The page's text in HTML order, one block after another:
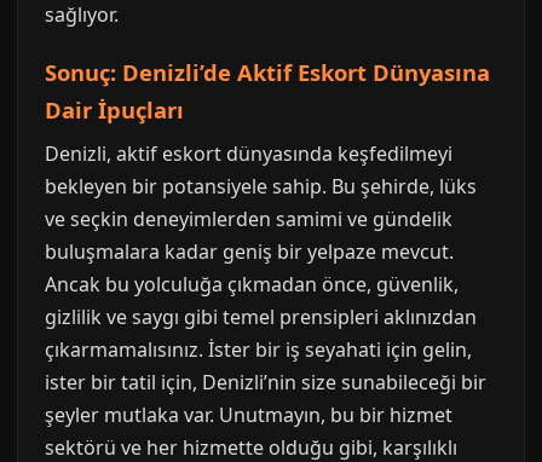
sağlıyor.
Sonuç: Denizli’de Aktif Eskort Dünyasına
Dair İpuçları
Denizli, aktif eskort dünyasında keşfedilmeyi
bekleyen bir potansiyele sahip. Bu şehirde, lüks
ve seçkin deneyimlerden samimi ve gündelik
buluşmalara kadar geniş bir yelpaze mevcut.
Ancak bu yolculuğa çıkmadan önce, güvenlik,
gizlilik ve saygı gibi temel prensipleri aklınızdan
çıkarmamalısınız. İster bir iş seyahati için gelin,
ister bir tatil için, Denizli’nin size sunabileceği bir
şeyler mutlaka var. Unutmayın, bu bir hizmet
sektörü ve her hizmette olduğu gibi, karşılıklı